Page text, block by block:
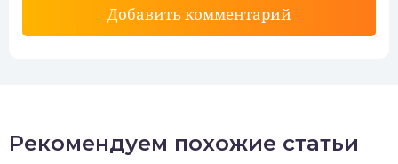
Добавить комментарий
Рекомендуем похожие статьи